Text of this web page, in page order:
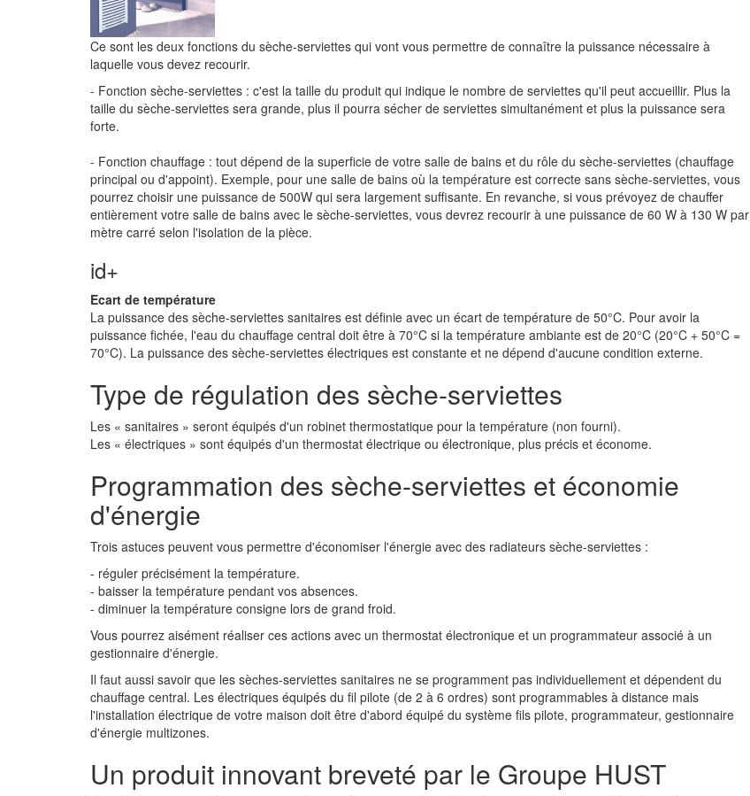
Ce sont les deux fonctions du sèche-serviettes qui vont vous permettre de connaître la puissance nécessaire à
laquelle vous devez recourir.
- Fonction sèche-serviettes : c'est la taille du produit qui indique le nombre de serviettes qu'il peut accueillir. Plus la
taille du sèche-serviettes sera grande, plus il pourra sécher de serviettes simultanément et plus la puissance sera
forte.
- Fonction chauffage : tout dépend de la superficie de votre salle de bains et du rôle du sèche-serviettes (chauffage
principal ou d'appoint). Exemple, pour une salle de bains où la température est correcte sans sèche-serviettes, vous
pourrez choisir une puissance de 500W qui sera largement suffisante. En revanche, si vous prévoyez de chauffer
entièrement votre salle de bains avec le sèche-serviettes, vous devrez recourir à une puissance de 60 W à 130 W par
mètre carré selon l'isolation de la pièce.
id+
Ecart de température
La puissance des sèche-serviettes sanitaires est définie avec un écart de température de 50°C. Pour avoir la
puissance fichée, l'eau du chauffage central doit être à 70°C si la température ambiante est de 20°C (20°C + 50°C =
70°C). La puissance des sèche-serviettes électriques est constante et ne dépend d'aucune condition externe.
Type de régulation des sèche-serviettes
Les « sanitaires » seront équipés d'un robinet thermostatique pour la température (non fourni).
Les « électriques » sont équipés d'un thermostat électrique ou électronique, plus précis et économe.
Programmation des sèche-serviettes et économie
d'énergie
Trois astuces peuvent vous permettre d'économiser l'énergie avec des radiateurs sèche-serviettes :
- réguler précisément la température.
- baisser la température pendant vos absences.
- diminuer la température consigne lors de grand froid.
Vous pourrez aisément réaliser ces actions avec un thermostat électronique et un programmateur associé à un
gestionnaire d'énergie.
Il faut aussi savoir que les sèches-serviettes sanitaires ne se programment pas individuellement et dépendent du
chauffage central. Les électriques équipés du fil pilote (de 2 à 6 ordres) sont programmables à distance mais
l'installation électrique de votre maison doit être d'abord équipé du système fils pilote, programmateur, gestionnaire
d'énergie multizones.
Un produit innovant breveté par le Groupe HUST